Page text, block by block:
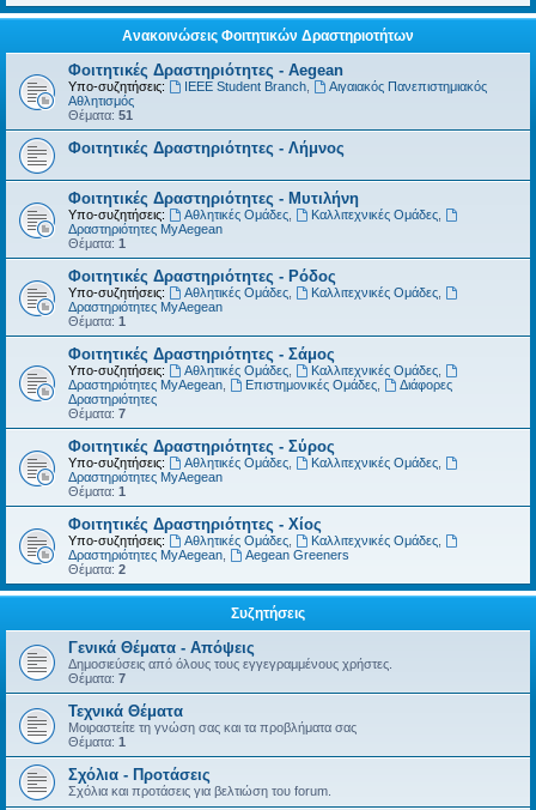
Ανακοινώσεις Φοιτητικών Δραστηριοτήτων
Φοιτητικές Δραστηριότητες - Aegean
Υπο-συζητήσεις: IEEE Student Branch,
Αιγαιακός Πανεπιστημιακός
Αθλητισμός
Θέματα: 51
Φοιτητικές Δραστηριότητες - Λήμνος
Φοιτητικές Δραστηριότητες - Μυτιλήνη
Υπο-συζητήσεις: Αθλητικές Ομάδες, Καλλιτεχνικές Ομάδες,
Δραστηριότητες MyAegean
Θέματα: 1
Φοιτητικές Δραστηριότητες - Ρόδος
Υπο-συζητήσεις: Αθλητικές Ομάδες, Καλλιτεχνικές Ομάδες,
Δραστηριότητες MyAegean
Θέματα: 1
Φοιτητικές Δραστηριότητες - Σάμος
Υπο-συζητήσεις: Αθλητικές Ομάδες, Καλλιτεχνικές Ομάδες,
Δραστηριότητες MyAegean
Επιστημονικές Ομάδες,
Διάφορες
Δραστηριότητες
Θέματα: 7
Φοιτητικές Δραστηριότητες - Σύρος
Υπο-συζητήσεις: Αθλητικές Ομάδες, Καλλιτεχνικές Ομάδες,
Δραστηριότητες MyAegean
Θέματα: 1
Φοιτητικές Δραστηριότητες - Χίος
Υπο-συζητήσεις: Αθλητικές Ομάδες, Καλλιτεχνικές Ομάδες,
Δραστηριότητες MyAegean
Aegean Greeners
Θέματα: 2
Συζητήσεις
Γενικά Θέματα - Απόψεις
Δημοσιεύσεις από όλους τους εγγεγραμμένους χρήστες.
Θέματα: 7
Τεχνικά Θέματα
Μοιραστείτε τη γνώση σας και τα προβλήματα σας
Θέματα: 1
Σχόλια - Προτάσεις
Σχόλια και προτάσεις για βελτιώση του forum.